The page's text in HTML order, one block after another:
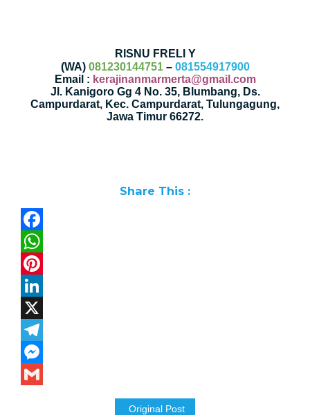
RISNU FRELI Y
(WA) 081230144751– 081554917900
Email : kerajinanmarmerta@gmail.com
Jl. Kanigoro Gg 4 No. 35, Blumbang, Ds.
Campurdarat, Kec. Campurdarat, Tulungagung,
Jawa Timur 66272.
Share This :
Gmail
Original Post